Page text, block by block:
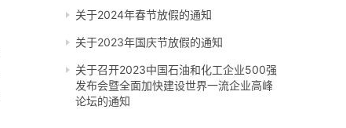
关于2024年春节放假的通知
关于2023年国庆节放假的通知
关于召开2023中国石油和化工企业500强
发布会暨全面加快建设世界一流企业高峰
论坛的通知